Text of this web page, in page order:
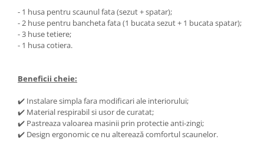
- 1 husa pentru scaunul fata (sezut + spatar);
- 2 huse pentru bancheta fata (1 bucata sezut + 1 bucata spatar);
- 3 huse tetiere;
- 1 husa cotiera.
Beneficii cheie:
✔️ Instalare simpla fara modificari ale interiorului;
✔️ Material respirabil si usor de curatat;
✔️ Pastreaza valoarea masinii prin protectie anti-zingi;
✔️ Design ergonomic ce nu alterează comfortul scaunelor.